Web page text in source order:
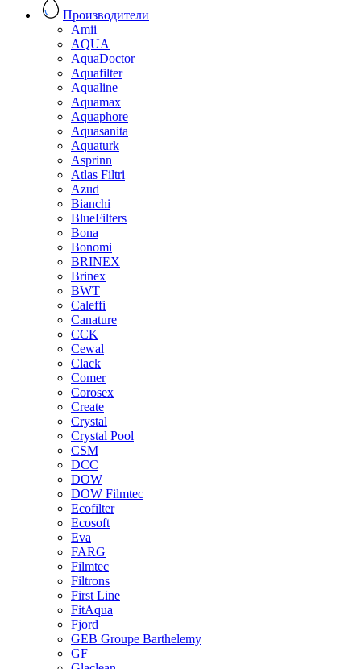
Производители
Amii
AQUA
AquaDoctor
Aquafilter
Aqualine
Aquamax
Aquaphore
Aquasanita
Aquaturk
Asprinn
Atlas Filtri
Azud
Bianchi
BlueFilters
Bona
Bonomi
BRINEX
Brinex
BWT
Caleffi
Canature
CCK
Cewal
Clack
Comer
Corosex
Create
Crystal
Crystal Pool
CSM
DCC
DOW
DOW Filmtec
Ecofilter
Ecosoft
Eva
FARG
Filmtec
Filtrons
First Line
FitAqua
Fjord
GEB Groupe Barthelemy
GF